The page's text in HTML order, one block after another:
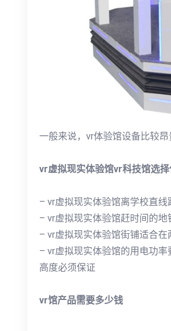
一般来说，vr体验馆设备比较昂
vr虚拟现实体验馆vr科技馆选择
– vr虚拟现实体验馆离学校直
– vr虚拟现实体验馆赶时间的
– vr虚拟现实体验馆街铺适合
– vr虚拟现实体验馆的用电功
高度必须保证
vr馆产品需要多少钱